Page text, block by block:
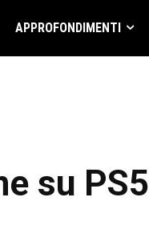
APPROFONDIMENTI
su PS5